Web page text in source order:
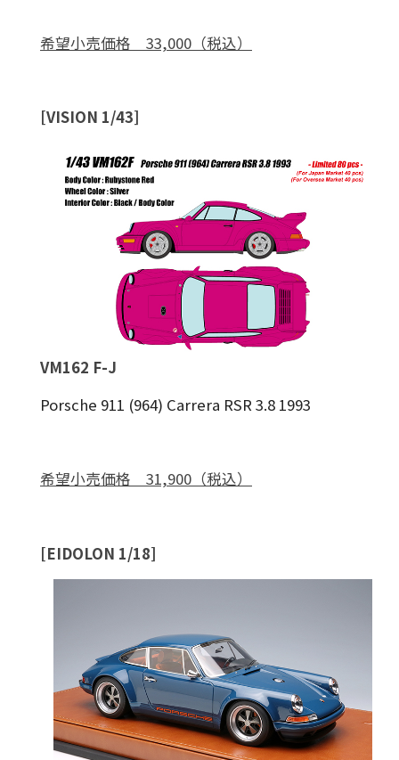
希望小売価格 33,000（税込）
[VISION 1/43]
VM162 F-J
Porsche 911 (964) Carrera RSR 3.8 1993
希望小売価格 31,900（税込）
[EIDOLON 1/18]